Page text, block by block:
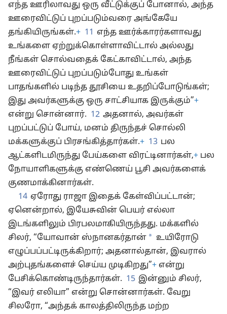
எந்த ஊரிலாவது ஒரு வீட்டுக்குப் போனால், அந்த
ஊரைவிட்டுப் புறப்படும்வரை அங்கேயே
தங்கியிருங்கள்.+ 11 எந்த ஊர்க்காரர்களாவது
உங்களை ஏற்றுக்கொள்ளாவிட்டால் அல்லது
நீங்கள் சொல்வதைக் கேட்காவிட்டால், அந்த
ஊரைவிட்டுப் புறப்படும்போது உங்கள்
பாதங்களில் படிந்த தூசியை உதறிப்போடுங்கள்;
இது அவர்களுக்கு ஒரு சாட்சியாக இருக்கும்”+
என்று சொன்னார். 12 அதனால், அவர்கள்
புறப்பட்டுப் போய், மனம் திருந்தச் சொல்லி
மக்களுக்குப் பிரசங்கித்தார்கள்.+ 13 பல
ஆட்களிடமிருந்து பேய்களை விரட்டினார்கள்,+ பல
நோயாளிகளுக்கு எண்ணெய் பூசி அவர்களைக்
குணமாக்கினார்கள்.
14 ஏரோது ராஜா இதைக் கேள்விப்பட்டான்;
ஏனென்றால், இயேசுவின் பெயர் எல்லா
இடங்களிலும் பிரபலமாகியிருந்தது. மக்களில்
சிலர், “யோவான் ஸ்நானகர்தான் * உயிரோடு
எழுப்பப்பட்டிருக்கிறார்; அதனால்தான், இவரால்
அற்புதங்களைச் செய்ய முடிகிறது”+ என்று
பேசிக்கொண்டிருந்தார்கள். 15 இன்னும் சிலர்,
“இவர் எலியா” என்று சொன்னார்கள். வேறு
சிலரோ, “அந்தக் காலத்திலிருந்த மற்ற